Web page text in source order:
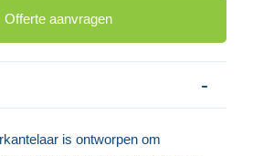
Offerte aanvragen
is ontworpen om